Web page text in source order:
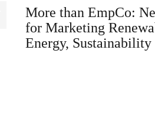
More than EmpCo:
for Marketing
Energy, Sustainability